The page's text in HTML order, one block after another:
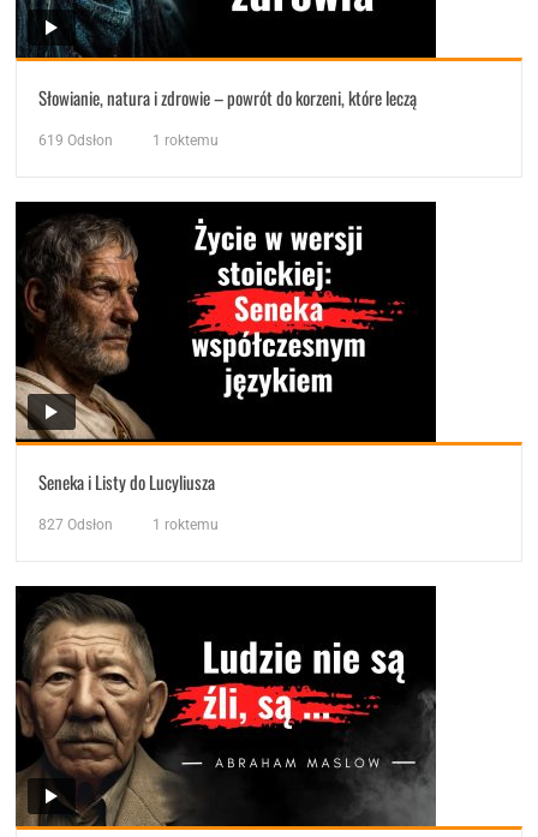
Słowianie, natura i zdrowie – powrót do korzeni, które leczą
619 Odsłon 1 roktemu
Seneka i Listy do Lucyliusza
827 Odsłon 1 roktemu